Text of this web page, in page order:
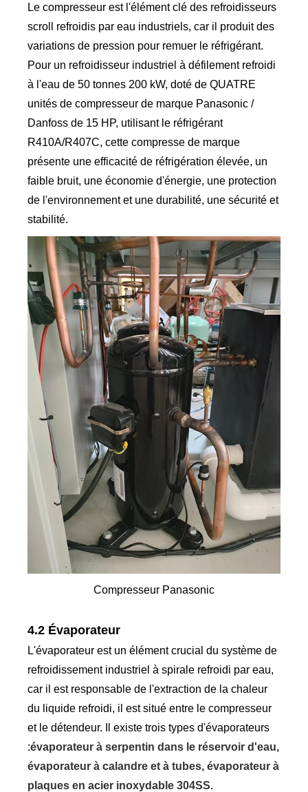
Le compresseur est l'élément clé des refroidisseurs
scroll refroidis par eau industriels, car il produit des
variations de pression pour remuer le réfrigérant.
Pour un refroidisseur industriel à défilement refroidi
à l'eau de 50 tonnes 200 kW, doté de QUATRE
unités de compresseur de marque Panasonic /
Danfoss de 15 HP, utilisant le réfrigérant
R410A/R407C, cette compresse de marque
présente une efficacité de réfrigération élevée, un
faible bruit, une économie d'énergie, une protection
de l'environnement et une durabilité, une sécurité et
stabilité.
Compresseur Panasonic
4.2 Évaporateur
L'évaporateur est un élément crucial du système de
refroidissement industriel à spirale refroidi par eau,
car il est responsable de l'extraction de la chaleur
du liquide refroidi, il est situé entre le compresseur
et le détendeur. Il existe trois types d'évaporateurs
:évaporateur à serpentin dans le réservoir d'eau,
évaporateur à calandre et à tubes, évaporateur à
plaques en acier inoxydable 304SS.